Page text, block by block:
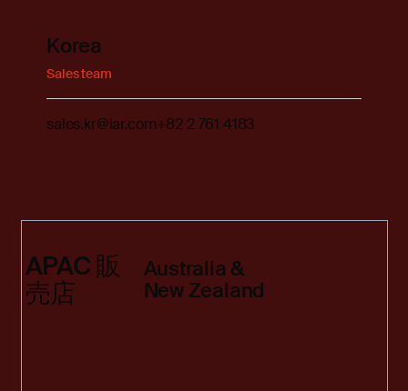
Korea
Sales team
sales.kr@iar.com+82 2 761 4183
APAC 販
売店
Australia &
New Zealand